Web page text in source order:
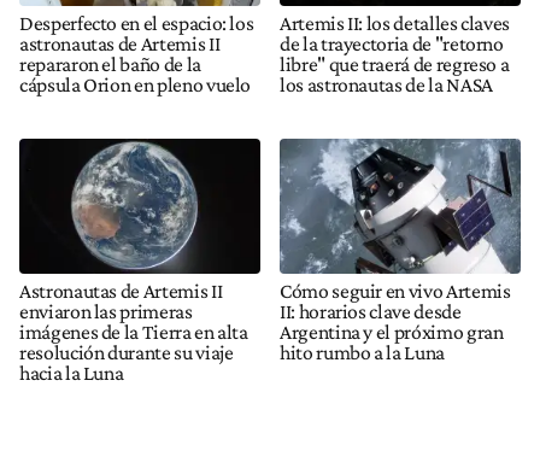
Desperfecto en el espacio: los
astronautas de Artemis II
repararon el baño de la
cápsula Orion en pleno vuelo
Artemis II: los detalles claves
de la trayectoria de "retorno
libre" que traerá de regreso a
los astronautas de la NASA
Astronautas de Artemis II
enviaron las primeras
imágenes de la Tierra en alta
resolución durante su viaje
hacia la Luna
Cómo seguir en vivo Artemis
II: horarios clave desde
Argentina y el próximo gran
hito rumbo a la Luna